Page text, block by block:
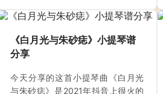
厚情感，唱出了歌中“小人物”的呐喊
——每一个孤独的英雄，不管是身
处暗巷还是绝望，不管是逆风还是
绝境，都能奋力为自己而战，为梦
想而战。歌曲搭配陈奕迅独特的气
声与深厚的声线，如同在听众的耳
《白月光与朱砂痣》小提琴谱
分享
今天分享的这首小提琴曲《白月光
与朱砂痣》是2021年抖音上很火的